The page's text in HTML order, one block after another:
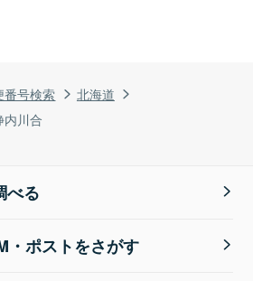
番号検索
北海道
内川合
べる
・ポストをさがす